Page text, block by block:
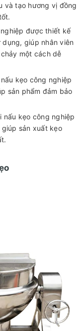
và tạo hương vị đồng
được thiết kế
giúp nhân viên
một cách dễ
kẹo công nghiệp
sản phẩm đảm bảo
nấu kẹo công nghiệp
sản xuất kẹo